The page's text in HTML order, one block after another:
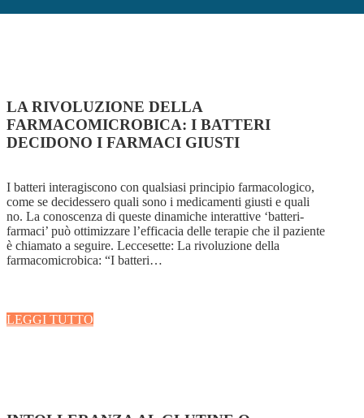
LA RIVOLUZIONE DELLA
FARMACOMICROBICA: I BATTERI
DECIDONO I FARMACI GIUSTI
I batteri interagiscono con qualsiasi principio farmacologico,
come se decidessero quali sono i medicamenti giusti e quali
no. La conoscenza di queste dinamiche interattive ‘batteri-
farmaci’ può ottimizzare l’efficacia delle terapie che il paziente
è chiamato a seguire. Leccesette: La rivoluzione della
farmacomicrobica: “I batteri…
LEGGI TUTTO